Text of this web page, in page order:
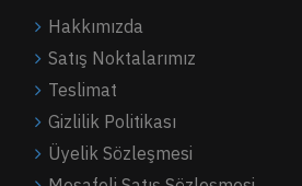
Hakkımızda
Satış Noktalarımız
Teslimat
Gizlilik Politikası
Üyelik Sözleşmesi